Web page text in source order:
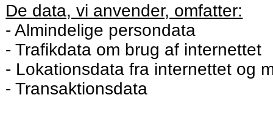
De data, vi anvender, omfatter:
Almindelige persondata
Trafikdata om brug af internettet
Lokationsdata fra internettet og
Transaktionsdata